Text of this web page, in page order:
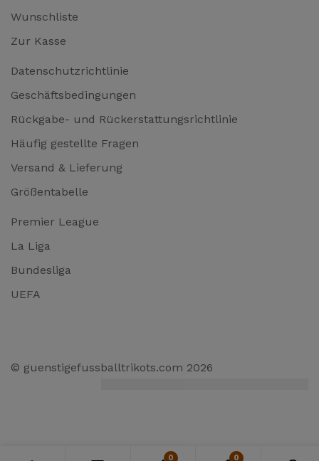
Wunschliste
Zur Kasse
Datenschutzrichtlinie
Geschäftsbedingungen
Rückgabe- und Rückerstattungsrichtlinie
Häufig gestellte Fragen
Versand & Lieferung
Größentabelle
Premier League
La Liga
Bundesliga
UEFA
© guenstigefussballtrikots.com 2026
0 0